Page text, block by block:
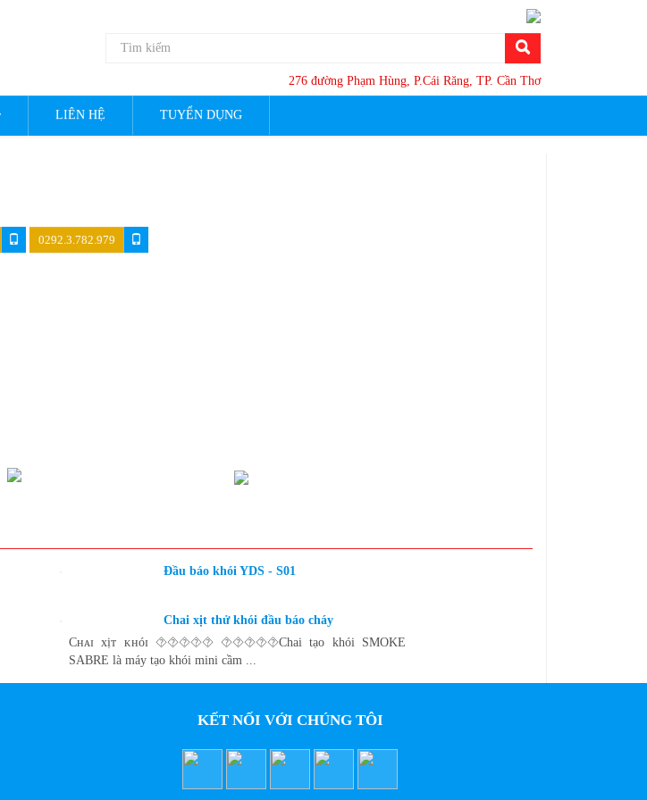
276 đường Phạm Hùng, P.Cái Răng, TP. Cần Thơ
LIÊN HỆ TUYỂN DỤNG
0292.3.782.979
Đầu báo khói YDS - S01
Chai xịt thử khói đầu báo cháy
Cʜᴀɪ xịᴛ ᴋʜóɪ ⯑⯑⯑⯑⯑ ⯑⯑⯑⯑⯑Chai tạo khói SMOKE
SABRE là máy tạo khói mini cầm ...
KẾT NỐI VỚI CHÚNG TÔI